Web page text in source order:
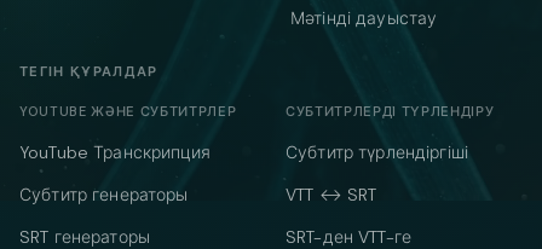
Мәтінді дауыстау
ТЕГІН ҚҰРАЛДАР
YOUTUBE ЖӘНЕ СУБТИТРЛЕР
YouTube Транскрипция
Субтитр генераторы
SRT генераторы
СУБТИТРЛЕРДІ ТҮРЛЕНДІРУ
Субтитр түрлендіргіші
VTT ↔ SRT
SRT-ден VTT-ге